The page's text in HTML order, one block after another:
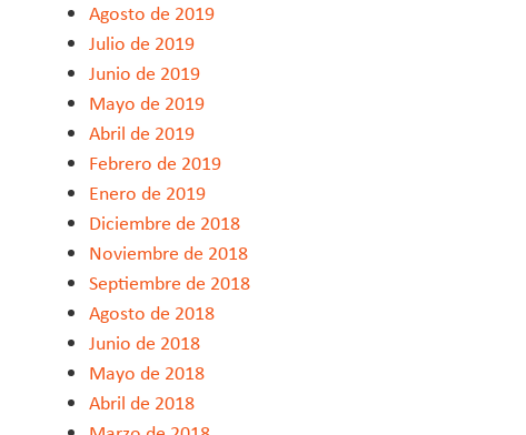
Agosto de 2019
Julio de 2019
Junio de 2019
Mayo de 2019
Abril de 2019
Febrero de 2019
Enero de 2019
Diciembre de 2018
Noviembre de 2018
Septiembre de 2018
Agosto de 2018
Junio de 2018
Mayo de 2018
Abril de 2018